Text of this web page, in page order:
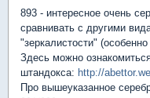
893 - интересное очень
сравнивать с другими
"зеркалистости"
Здесь можно
штандокса: http://
Про вышеуказанное